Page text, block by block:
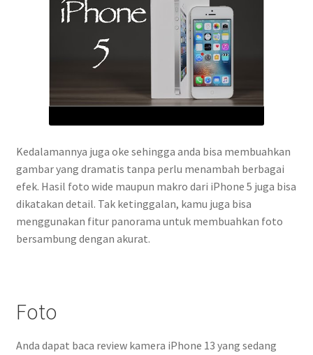
Kedalamannya juga oke sehingga anda bisa membuahkan
gambar yang dramatis tanpa perlu menambah berbagai
efek. Hasil foto wide maupun makro dari iPhone 5 juga bisa
dikatakan detail. Tak ketinggalan, kamu juga bisa
menggunakan fitur panorama untuk membuahkan foto
bersambung dengan akurat.
Foto
Anda dapat baca review kamera iPhone 13 yang sedang